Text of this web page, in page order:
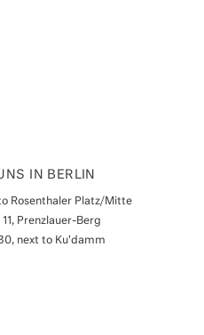
IN BERLIN
Rosenthaler Platz/Mitte
Prenzlauer-Berg
next to Ku'damm